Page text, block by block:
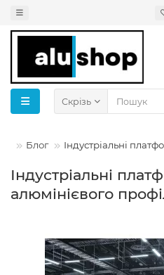
Скрізь
Блог Індустріальні
Індустріальні
алюмінієвого